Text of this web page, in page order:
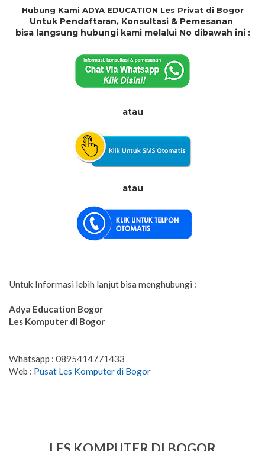
Hubung Kami ADYA EDUCATION Les Privat di Bogor
Untuk Pendaftaran, Konsultasi & Pemesanan
bisa langsung hubungi kami melalui No dibawah ini :
atau
atau
Untuk Informasi lebih lanjut bisa menghubungi :
Adya Education Bogor
Les Komputer di Bogor
Whatsapp : 0895414771433
Web : Pusat Les Komputer di Bogor